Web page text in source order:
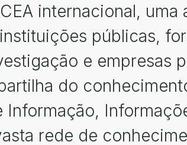
internacional, uma
públicas,
e empresas
do
rede de